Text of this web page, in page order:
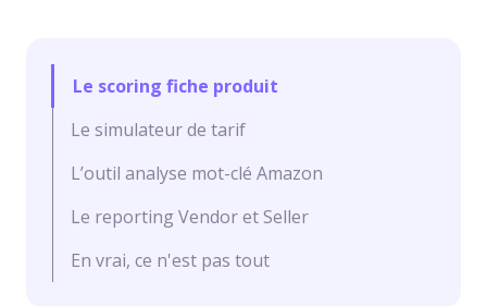
Le scoring fiche produit
Le simulateur de tarif
L’outil analyse mot-clé Amazon
Le reporting Vendor et Seller
En vrai, ce n'est pas tout